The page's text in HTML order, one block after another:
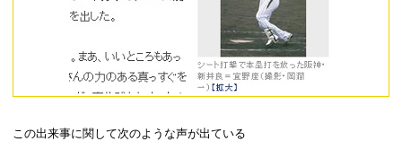
この出来事に関して次のような声が出ている